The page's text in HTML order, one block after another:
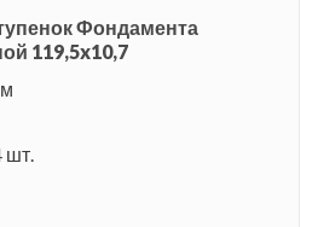
Фондамента
119,5x10,7
шт.